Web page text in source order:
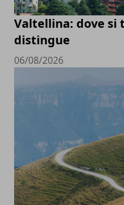
Valtellina: dove si
distingue
06/08/2026